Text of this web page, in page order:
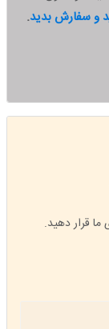
و سفارش بدید.
قرار دهید.